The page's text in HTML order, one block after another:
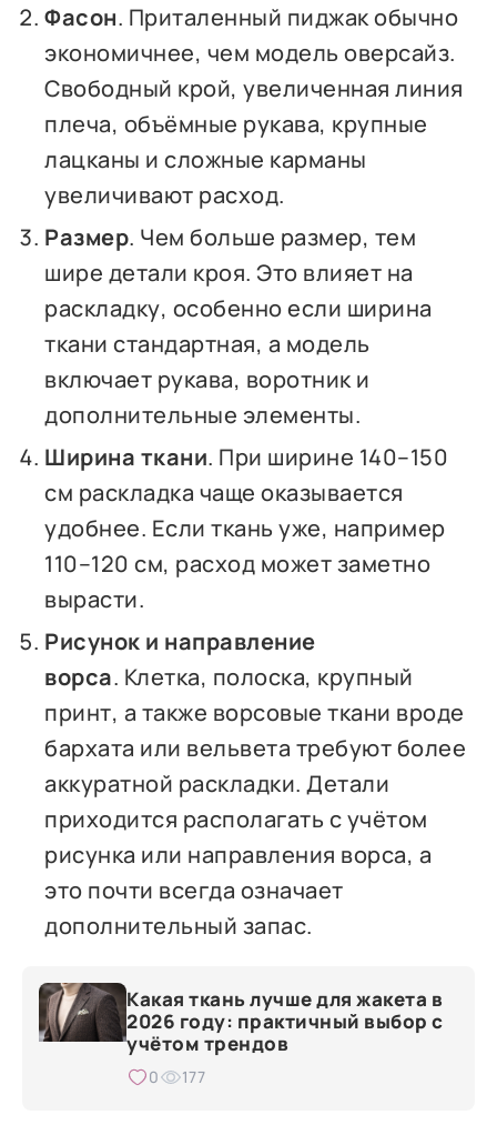
Фасон. Приталенный пиджак обычно
экономичнее, чем модель оверсайз.
Свободный крой, увеличенная линия
плеча, объёмные рукава, крупные
лацканы и сложные карманы
увеличивают расход.
Размер. Чем больше размер, тем
шире детали кроя. Это влияет на
раскладку, особенно если ширина
ткани стандартная, а модель
включает рукава, воротник и
дополнительные элементы.
Ширина ткани. При ширине 140–150
см раскладка чаще оказывается
удобнее. Если ткань уже, например
110–120 см, расход может заметно
вырасти.
Рисунок и направление
ворса. Клетка, полоска, крупный
принт, а также ворсовые ткани вроде
бархата или вельвета требуют более
аккуратной раскладки. Детали
приходится располагать с учётом
рисунка или направления ворса, а
это почти всегда означает
дополнительный запас.
Какая ткань лучше для жакета в
2026 году: практичный выбор с
учётом трендов
0 177